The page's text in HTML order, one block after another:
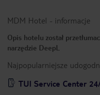
MDM Hotel - informacje
Opis hotelu został
narzędzie DeepL
Najpopularniejsze
TUI Service Center